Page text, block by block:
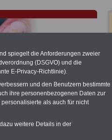
Alimentation)
für die Jahre 2008 bis
Neuregelung der
Auch beim Bund
(Medienberichten
Euro
,rechnen. Der INFO-
dem Beschluss des
>>>
spiegelt die Anforderungen zweier
(DSGVO) und die
E-Privacy-Richtlinie).
und den Benutzern bestimmte
ihre personenbezogenen Daten zur
als auch für nicht
weitere Details in der